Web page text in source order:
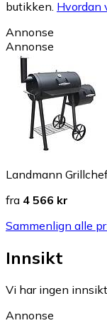
butikken. Hvordan
Annonse
Annonse
Landmann
fra 4 566 kr
Sammenlign alle
Innsikt
Vi har ingen
Annonse